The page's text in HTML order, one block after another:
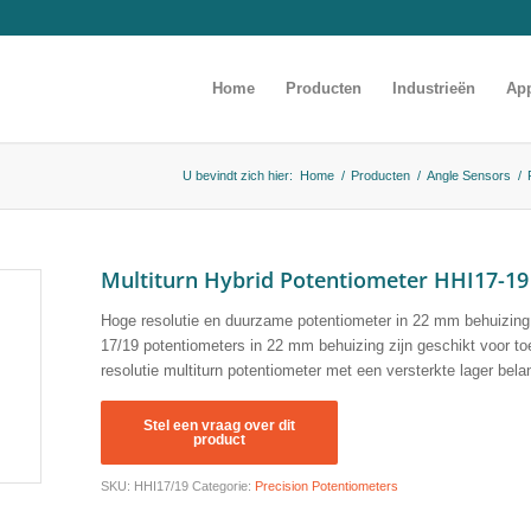
Home Producten Industrieën
U bevindt zich hier: Home / Producten / Angle Sensors /
Multiturn Hybrid Potentiometer HHI17-19
Hoge resolutie en duurzame potentiometer in 22 mm
17/19 potentiometers in 22 mm behuizing zijn geschikt voor
resolutie multiturn potentiometer met een versterkte lager
SKU: HHI17/19 Categorie: Precision Potentiometers